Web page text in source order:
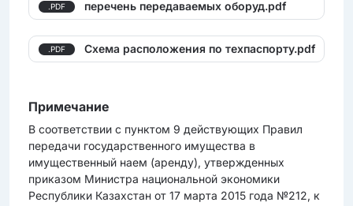
.PDF перечень передаваемых оборуд.pdf
.PDF Схема расположения по техпаспорту.pdf
Примечание
В соответствии с пунктом 9 действующих Правил
передачи государственного имущества в
имущественный наем (аренду), утвержденных
приказом Министра национальной экономики
Республики Казахстан от 17 марта 2015 года №212, к